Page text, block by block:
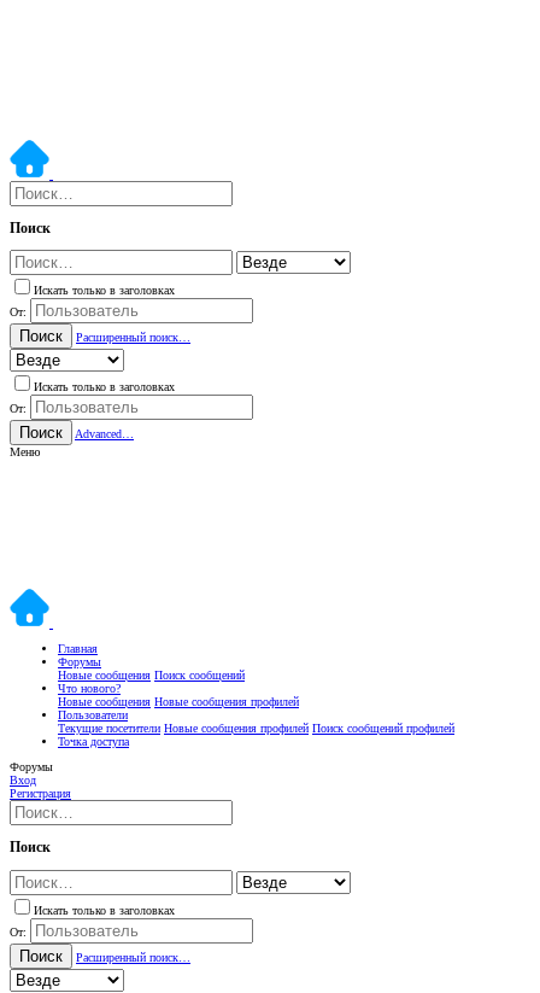
Поиск
Искать только в заголовках
От:
Поиск Расширенный поиск…
Искать только в заголовках
От:
Поиск
Advanced…
Меню
Главная
Форумы
Новые сообщения Поиск сообщений
Что нового?
Новые сообщения Новые сообщения профилей
Пользователи
Текущие посетители Новые сообщения профилей Поиск сообщений профилей
Точка доступа
Форумы
Вход
Регистрация
Поиск
Искать только в заголовках
От:
Поиск Расширенный поиск…